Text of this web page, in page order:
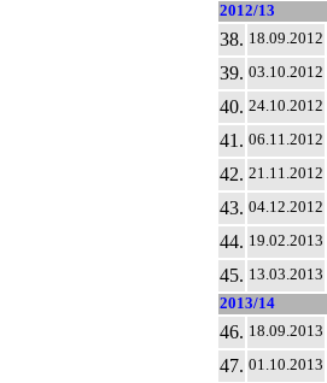
2012/13
38. 18.09.2012
39. 03.10.2012
40. 24.10.2012
41. 06.11.2012
42. 21.11.2012
43. 04.12.2012
44. 19.02.2013
45. 13.03.2013
2013/14
46. 18.09.2013
47. 01.10.2013